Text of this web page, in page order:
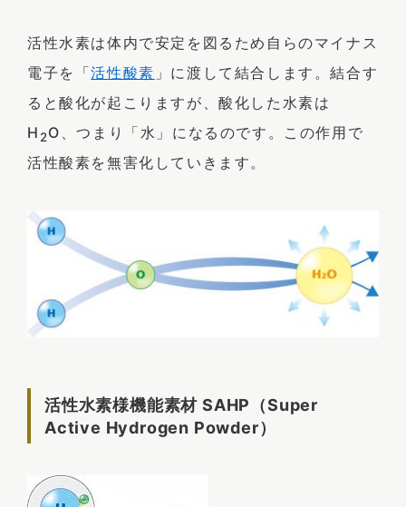
活性水素は体内で安定を図るため自らのマイナス
電子を「活性酸素 」に渡して結合します。結合す
ると酸化が起こりますが、酸化した水素は
H 2O、つまり「水」になるのです。この作用で
活性酸素を無害化していきます。
活性水素様機能素材 SAHP（Super
Active Hydrogen Powder）